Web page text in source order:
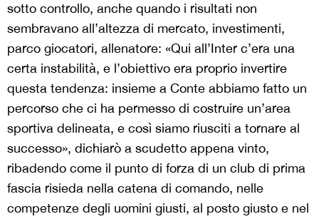
sotto controllo, anche quando i risultati non
sembravano all’altezza di mercato, investimenti,
parco giocatori, allenatore: «Qui all’Inter c’era una
certa instabilità, e l’obiettivo era proprio invertire
questa tendenza: insieme a Conte abbiamo fatto un
percorso che ci ha permesso di costruire un’area
sportiva delineata, e così siamo riusciti a tornare al
successo», dichiarò a scudetto appena vinto,
ribadendo come il punto di forza di un club di prima
fascia risieda nella catena di comando, nelle
competenze degli uomini giusti, al posto giusto e nel